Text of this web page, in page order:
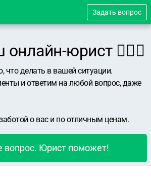
Задать вопрос
юрист 👨🏻‍⚖️
что делать в вашей ситуации.
и ответим на любой вопрос, даже
о вас и по отличным ценам.
вопрос. Юрист поможет!